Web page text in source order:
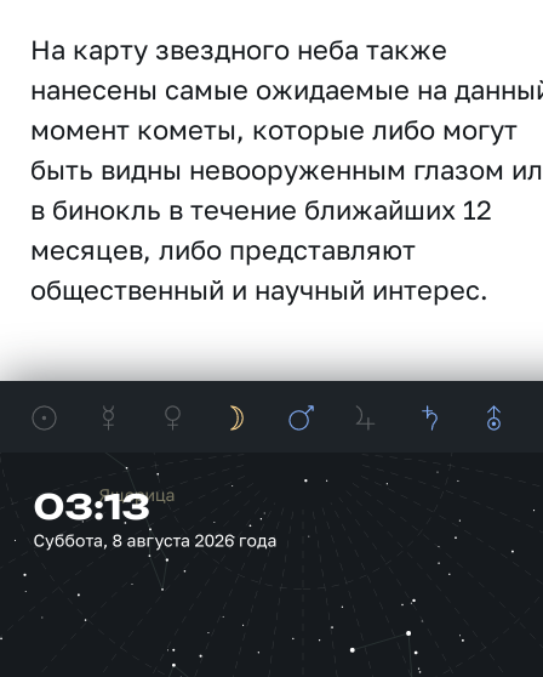
На карту звездного неба также
нанесены самые ожидаемые на
момент кометы, которые либо могут
быть видны невооруженным глазом
в бинокль в течение ближайших 12
месяцев, либо представляют
общественный и научный интерес.